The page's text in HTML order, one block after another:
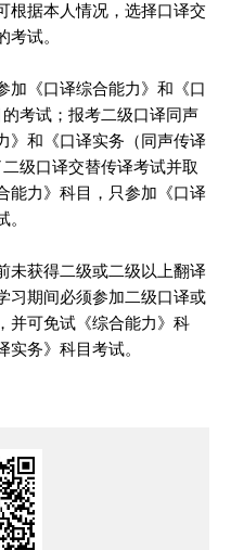
根据本人情况，选择口译交
试。
加《口译综合能力》和《口
考试；报考二级口译同声
》和《口译实务（同声传译
级口译交替传译考试并取
能力》科目，只参加《口译
未获得二级或二级以上翻译
习期间必须参加二级口译或
并可免试《综合能力》科
务》科目考试。